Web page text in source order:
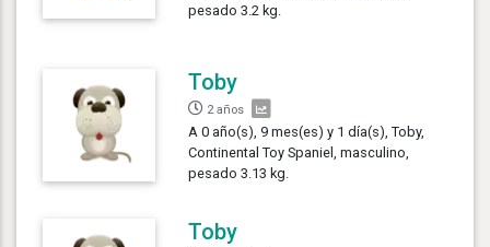
pesado 3.2 kg.
Toby
2 años
A 0 año(s), 9 mes(es) y 1 día(s), Toby,
Continental Toy Spaniel, masculino,
pesado 3.13 kg.
Toby